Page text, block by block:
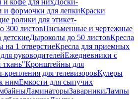
кофе для нихДоски-
и формочки для лепкиКраски
ролики для этикет-
300 листовПисьменные и чертежные
детскиеДыроколы до 50 листовКресла
на 1 отверстиеКресла для приемных
руководителейЕжедневники с
Кронштейны для
для телевизоровКулеры
нимЕмкости для сыпучих
ЛаминаторыЗаварникиЛампы